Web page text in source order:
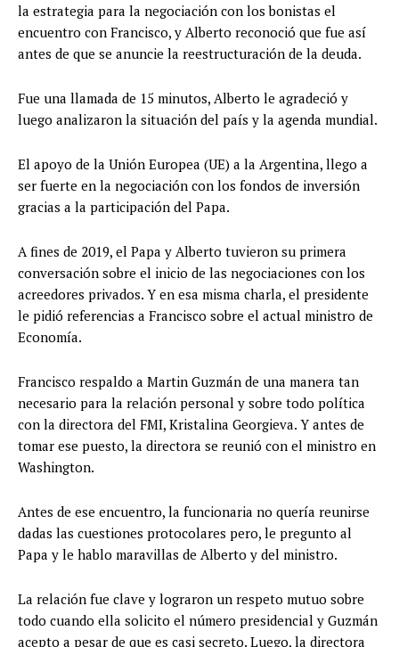
la estrategia para la negociación con los bonistas el
encuentro con Francisco, y Alberto reconoció que fue así
antes de que se anuncie la reestructuración de la deuda.
Fue una llamada de 15 minutos, Alberto le agradeció y
luego analizaron la situación del país y la agenda mundial.
El apoyo de la Unión Europea (UE) a la Argentina, llego a
ser fuerte en la negociación con los fondos de inversión
gracias a la participación del Papa.
A fines de 2019, el Papa y Alberto tuvieron su primera
conversación sobre el inicio de las negociaciones con los
acreedores privados. Y en esa misma charla, el presidente
le pidió referencias a Francisco sobre el actual ministro de
Economía.
Francisco respaldo a Martin Guzmán de una manera tan
necesario para la relación personal y sobre todo política
con la directora del FMI, Kristalina Georgieva. Y antes de
tomar ese puesto, la directora se reunió con el ministro en
Washington.
Antes de ese encuentro, la funcionaria no quería reunirse
dadas las cuestiones protocolares pero, le pregunto al
Papa y le hablo maravillas de Alberto y del ministro.
La relación fue clave y lograron un respeto mutuo sobre
todo cuando ella solicito el número presidencial y Guzmán
acepto a pesar de que es casi secreto. Luego, la directora